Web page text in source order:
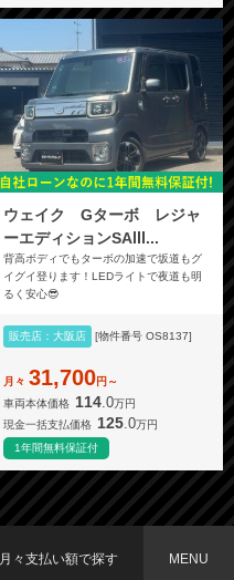
ウェイク Gターボ レジャ
ーエディションSAⅢ...
背高ボディでもターボの加速で坂道もグ
イグイ登ります！LEDライトで夜道も明
るく安心😎
販売店：大阪店 [物件番号 OS8137]
月々 31,700円～
車両本体価格 114.0万円
現金一括支払価格 125 .0万円
1年間無料保証付
月々支払い額で探す MENU